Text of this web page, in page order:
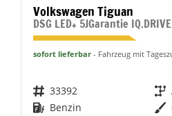
Volkswagen Tiguan
DSG LED+ 5JGarantie
sofort lieferbar Fahrzeug mit
Fahrzeugnr. 33392 Getriebe
Kraftstoff Benzin Außenfarbe